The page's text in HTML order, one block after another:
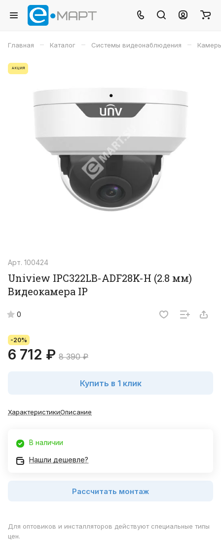
Главная – Каталог – Системы видеонаблюдения –
АКЦИЯ
Арт. 100424
Uniview IPC322LB-ADF28K-H (2.8 мм)
Видеокамера IP
0
-20%
6 712 ₽ 8 390 ₽
Купить в 1 клик
ХарактеристикиОписание
В наличии
Нашли дешевле?
Рассчитать монтаж
Для оптовиков и инсталляторов действуют специальные типы
цен.